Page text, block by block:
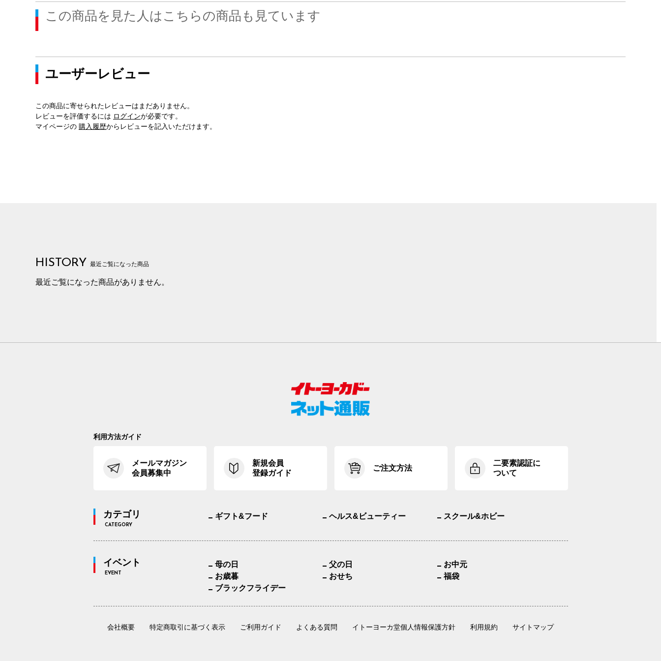
この商品を見た人はこちらの商品も見ています
ユーザーレビュー
この商品に寄せられたレビューはまだありません。
レビューを評価するには ログインが必要です。
マイページの 購入履歴からレビューを記入いただけます。
HISTORY 最近ご覧になった商品
最近ご覧になった商品がありません。
利用方法ガイド
メールマガジン
会員募集中
新規会員
登録ガイド
ご注文方法
二要素認証に
ついて
カテゴリ
CATEGORY
ギフト&フード ヘルス&ビューティー スクール&ホビー
イベント
EVENT
母の日 父の日
お中元
お歳暮
おせち
福袋
ブラックフライデー
会社概要 特定商取引に基づく表示 ご利用ガイド よくある質問 イトーヨーカ堂個人情報保護方針 利用規約 サイトマップ